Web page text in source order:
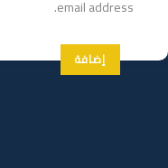
email address.